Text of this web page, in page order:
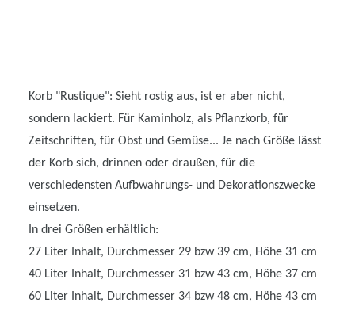
Korb "Rustique": Sieht rostig aus, ist er aber nicht,
sondern lackiert. Für Kaminholz, als Pflanzkorb, für
Zeitschriften, für Obst und Gemüse... Je nach Größe lässt
der Korb sich, drinnen oder draußen, für die
verschiedensten Aufbwahrungs- und Dekorationszwecke
einsetzen.
In drei Größen erhältlich:
27 Liter Inhalt, Durchmesser 29 bzw 39 cm, Höhe 31 cm
40 Liter Inhalt, Durchmesser 31 bzw 43 cm, Höhe 37 cm
60 Liter Inhalt, Durchmesser 34 bzw 48 cm, Höhe 43 cm